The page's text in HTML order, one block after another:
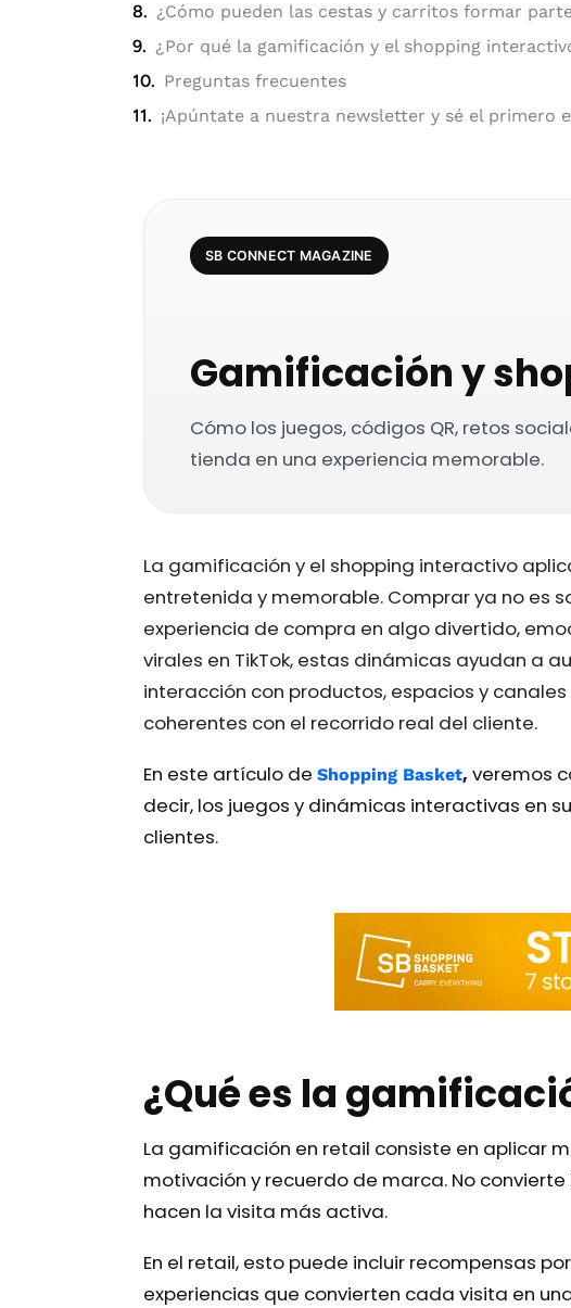
¿Cómo pueden las cestas y carritos formar
¿Por qué la gamificación y el shopping
Preguntas frecuentes
¡Apúntate a nuestra newsletter y sé el primero
SB CONNECT MAGAZINE
Gamificación y
Cómo los juegos, códigos QR, retos
tienda en una experiencia memorable.
La gamificación y el shopping interactivo
entretenida y memorable. Comprar ya no es
experiencia de compra en algo divertido,
virales en TikTok, estas dinámicas ayudan a
interacción con productos, espacios y
coherentes con el recorrido real del cliente.
En este artículo de Shopping Basket, veremos
decir, los juegos y dinámicas interactivas en
clientes.
¿Qué es la
La gamificación en retail consiste en aplicar
motivación y recuerdo de marca. No
hacen la visita más activa.
En el retail, esto puede incluir recompensas
experiencias que convierten cada visita en